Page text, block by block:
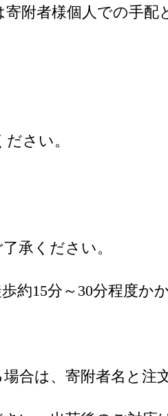
附者様個人での手配
さい。
承ください。
約15分～30分程度か
合は、寄附者名と注